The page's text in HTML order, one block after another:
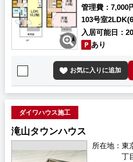
管理費
7,000
103号室
入居可能日
あり
お気に入りに追加
ダイワハウス施工
滝山タウンハウス
所在地
東
丁